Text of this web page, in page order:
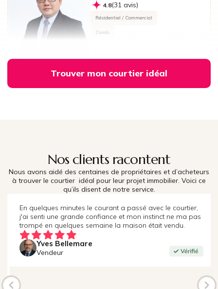
4.8(31 avis)
Résidentiel / Commercial
Condo
Trouver mon courtier idéal
Nos clients racontent
Nous avons aidé des centaines de propriétaires et d’acheteurs
à trouver le courtier idéal pour leur projet immobilier. Voici ce
qu’ils disent de notre service.
En quelques minutes le courant a passé avec le courtier,
j'ai senti une grande confiance et mon instinct ne ma pas
trompé en quelques semaine la maison était vendu.
Yves Bellemare
Vendeur